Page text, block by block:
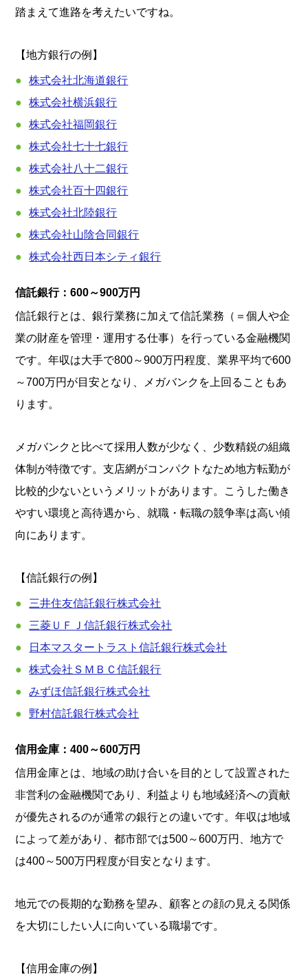
踏まえて進路を考えたいですね。
【地方銀行の例】
株式会社北海道銀行
株式会社横浜銀行
株式会社福岡銀行
株式会社七十七銀行
株式会社八十二銀行
株式会社百十四銀行
株式会社北陸銀行
株式会社山陰合同銀行
株式会社西日本シティ銀行
信託銀行：600～900万円
信託銀行とは、銀行業務に加えて信託業務（＝個人や企
業の財産を管理・運用する仕事）を行っている金融機関
です。年収は大手で800～900万円程度、業界平均で600
～700万円が目安となり、メガバンクを上回ることもあ
ります。
メガバンクと比べて採用人数が少なく、少数精鋭の組織
体制が特徴です。支店網がコンパクトなため地方転勤が
比較的少ないというメリットがあります。こうした働き
やすい環境と高待遇から、就職・転職の競争率は高い傾
向にあります。
【信託銀行の例】
三井住友信託銀行株式会社
三菱ＵＦＪ信託銀行株式会社
日本マスタートラスト信託銀行株式会社
株式会社ＳＭＢＣ信託銀行
みずほ信託銀行株式会社
野村信託銀行株式会社
信用金庫：400～600万円
信用金庫とは、地域の助け合いを目的として設置された
非営利の金融機関であり、利益よりも地域経済への貢献
が優先されるのが通常の銀行との違いです。年収は地域
によって差があり、都市部では500～600万円、地方で
は400～500万円程度が目安となります。
地元での長期的な勤務を望み、顧客との顔の見える関係
を大切にしたい人に向いている職場です。
【信用金庫の例】